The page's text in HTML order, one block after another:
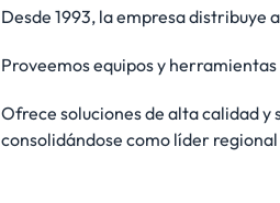
Desde 1993, la empresa distribuye
Proveemos equipos y
Ofrece soluciones de alta calidad
consolidándose como líder